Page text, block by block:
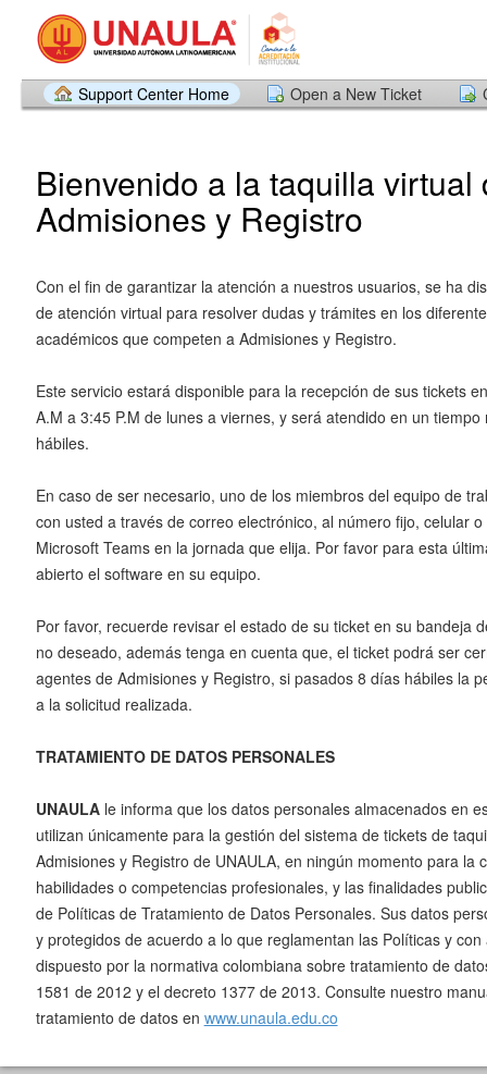
Support Center Home Open a New Ticket
Bienvenido a la taquilla virtual
Admisiones y Registro
Con el fin de garantizar la atención a nuestros usuarios, se ha
de atención virtual para resolver dudas y trámites en los
académicos que competen a Admisiones y Registro.
Este servicio estará disponible para la recepción de sus tickets
A.M a 3:45 P.M de lunes a viernes, y será atendido en un
hábiles.
En caso de ser necesario, uno de los miembros del equipo de
con usted a través de correo electrónico, al número fijo, celular
Microsoft Teams en la jornada que elija. Por favor para esta
abierto el software en su equipo.
Por favor, recuerde revisar el estado de su ticket en su bandeja
no deseado, además tenga en cuenta que, el ticket podrá ser
agentes de Admisiones y Registro, si pasados 8 días hábiles la
a la solicitud realizada.
TRATAMIENTO DE DATOS PERSONALES
UNAULAle informa que los datos personales almacenados en
utilizan únicamente para la gestión del sistema de tickets de
Admisiones y Registro de UNAULA, en ningún momento para la
habilidades o competencias profesionales, y las finalidades
de Políticas de Tratamiento de Datos Personales. Sus datos
y protegidos de acuerdo a lo que reglamentan las Políticas y con
dispuesto por la normativa colombiana sobre tratamiento de
1581 de 2012 y el decreto 1377 de 2013. Consulte nuestro
tratamiento de datos en www.unaula.edu.co